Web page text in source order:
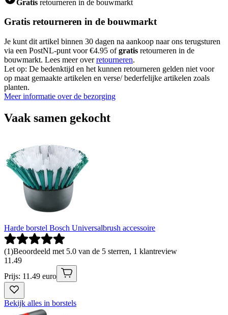
Gratis retourneren in de bouwmarkt
Gratis retourneren in de bouwmarkt
Je kunt dit artikel binnen 30 dagen na aankoop naar ons terugsturen
via een PostNL-punt voor €4.95 ofgratis retourneren in de
bouwmarkt. Lees meer overretourneren.
Let op: De bedenktijd en het kunnen retourneren gelden niet voor
op maat gemaakte artikelen en verse/ bederfelijke artikelen zoals
planten.
Meer informatie over de bezorging
Vaak samen gekocht
Harde borstel Bosch Universalbrush accessoire
(1)Beoordeeld met 5.0 van de 5 sterren, 1 klantreview
11 .49
Prijs: 11.49 euro
Bekijk alles in borstels